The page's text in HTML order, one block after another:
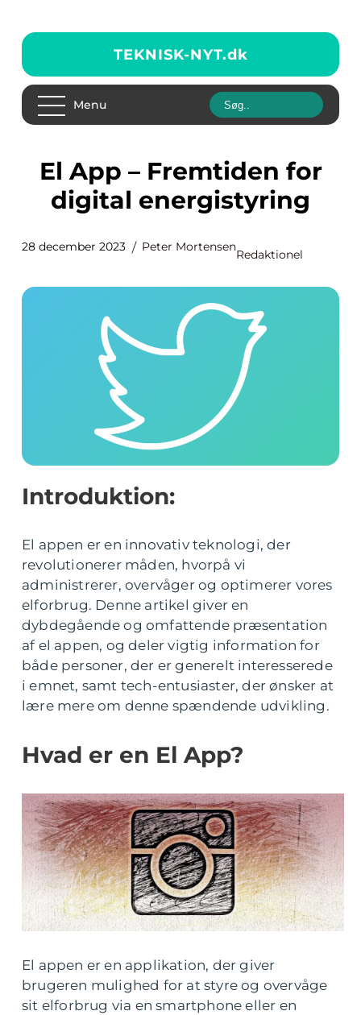
TEKNISK-NYT.dk
Menu
El App – Fremtiden for
digital energistyring
28 december 2023 Peter Mortensen
Redaktionel
Introduktion:
El appen er en innovativ teknologi, der
revolutionerer måden, hvorpå vi
administrerer, overvåger og optimerer vores
elforbrug. Denne artikel giver en
dybdegående og omfattende præsentation
af el appen, og deler vigtig information for
både personer, der er generelt interesserede
i emnet, samt tech-entusiaster, der ønsker at
lære mere om denne spændende udvikling.
Hvad er en El App?
El appen er en applikation, der giver
brugeren mulighed for at styre og overvåge
sit elforbrug via en smartphone eller en